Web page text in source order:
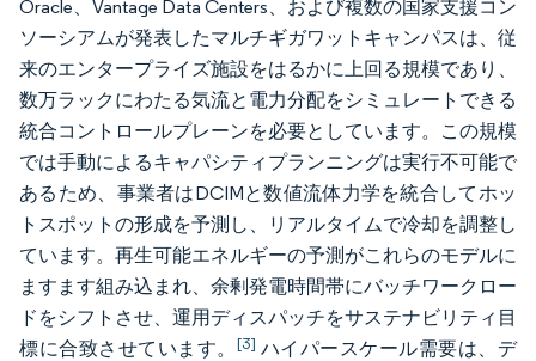
Oracle、Vantage Data Centers、および複数の国家支援コン
ソーシアムが発表したマルチギガワットキャンパスは、従
来のエンタープライズ施設をはるかに上回る規模であり、
数万ラックにわたる気流と電力分配をシミュレートできる
統合コントロールプレーンを必要としています。この規模
では手動によるキャパシティプランニングは実行不可能で
あるため、事業者はDCIMと数値流体力学を統合してホッ
トスポットの形成を予測し、リアルタイムで冷却を調整し
ています。再生可能エネルギーの予測がこれらのモデルに
ますます組み込まれ、余剰発電時間帯にバッチワークロー
ドをシフトさせ、運用ディスパッチをサステナビリティ目
標に合致させています。 [3] ハイパースケール需要は、デ